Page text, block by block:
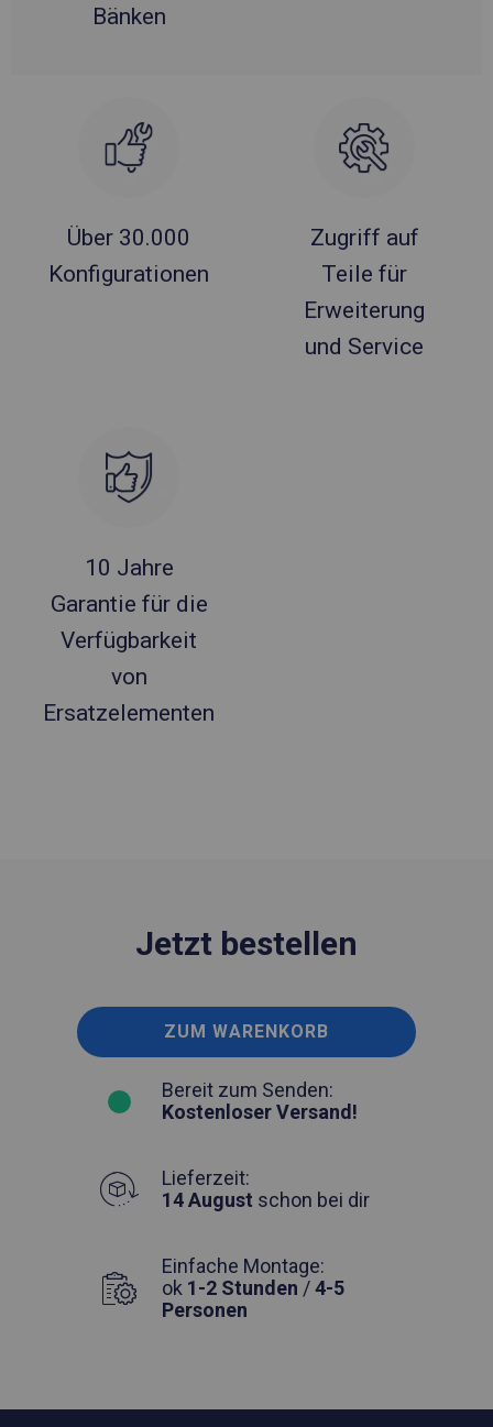
Bänken
Über 30.000
Konfigurationen
Zugriff auf
Teile für
Erweiterung
und Service
10 Jahre
Garantie für die
Verfügbarkeit
von
Ersatzelementen
Jetzt bestellen
ZUM WARENKORB
Bereit zum Senden:
Kostenloser Versand!
Lieferzeit:
14 August schon bei dir
Einfache Montage:
ok 1-2 Stunden /4-5
Personen